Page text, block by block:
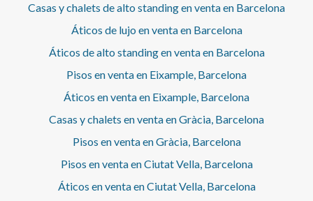
Casas y chalets de alto standing en venta en Barcelona
Áticos de lujo en venta en Barcelona
Áticos de alto standing en venta en Barcelona
Pisos en venta en Eixample, Barcelona
Áticos en venta en Eixample, Barcelona
Casas y chalets en venta en Gràcia, Barcelona
Pisos en venta en Gràcia, Barcelona
Pisos en venta en Ciutat Vella, Barcelona
Áticos en venta en Ciutat Vella, Barcelona